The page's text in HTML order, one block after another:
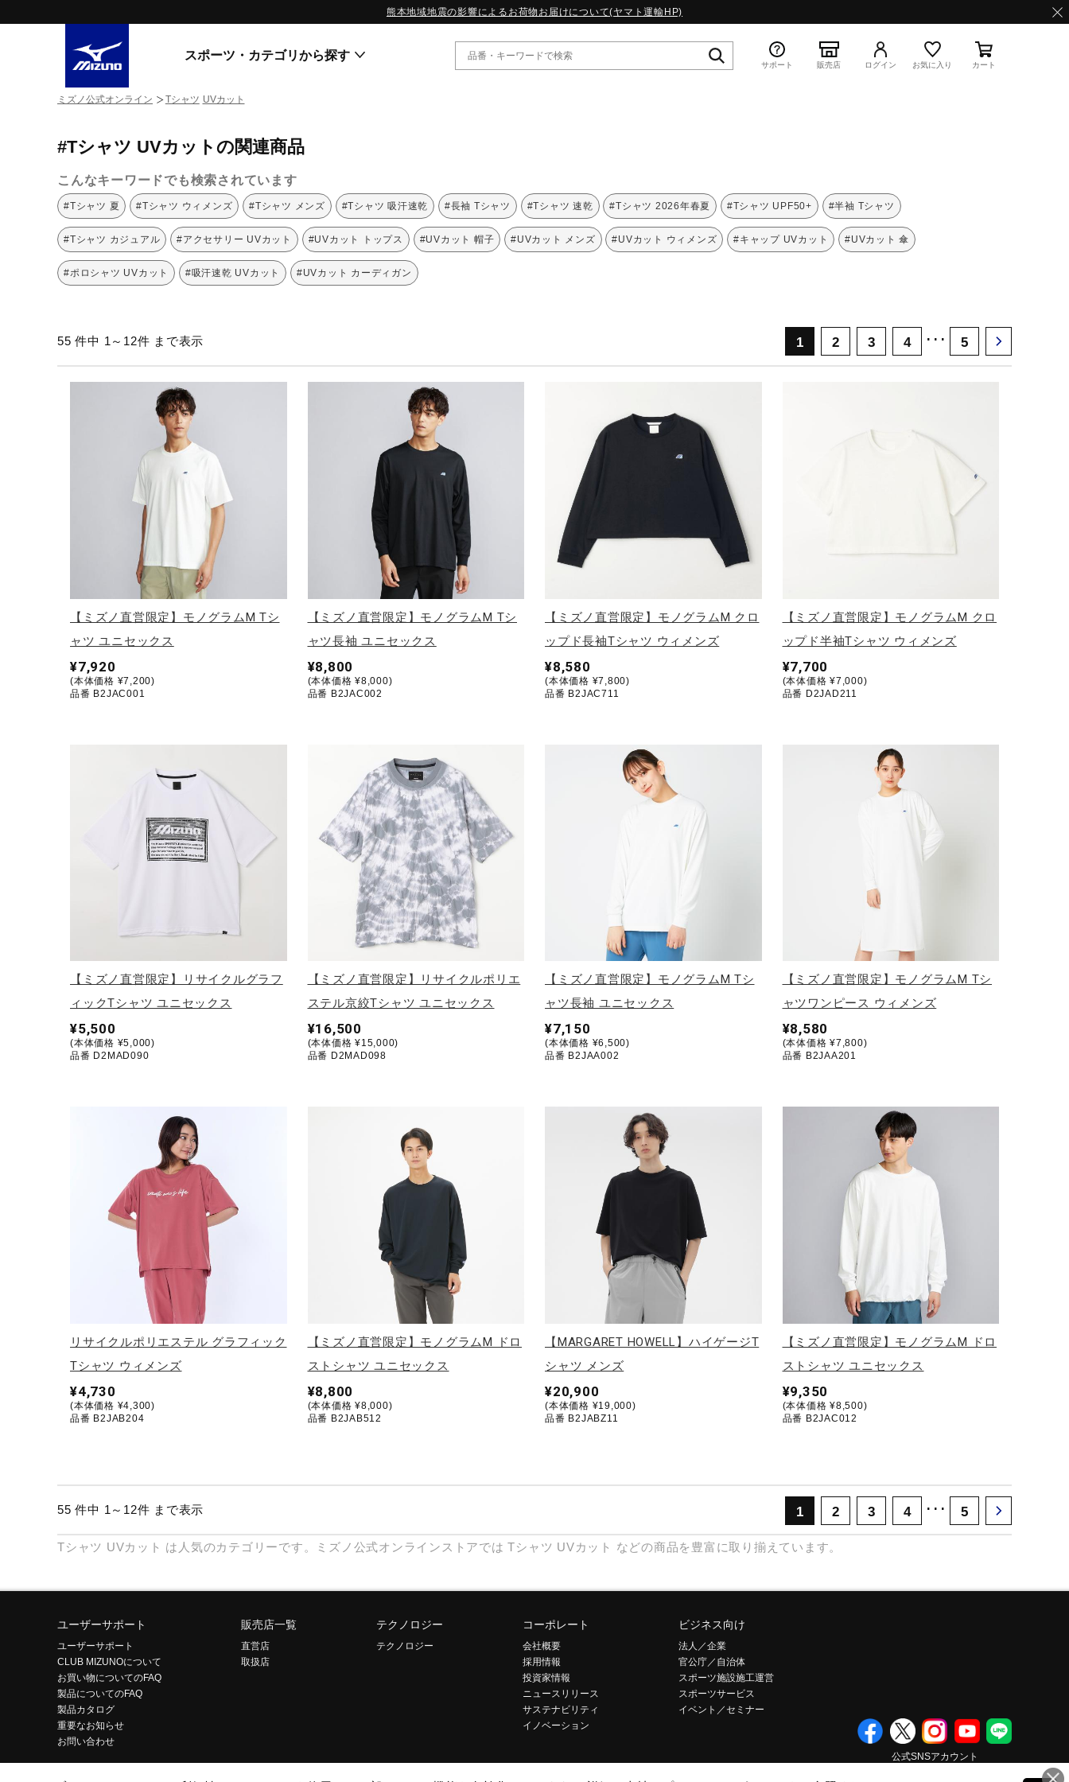
熊本地域地震の影響によるお荷物お届けについて(ヤマト運輸HP)
スポーツ・カテゴリから探す
ライフスタイルウエア
ランニング
サッカー／フットサル
野球
バレーボール
ウィンタースポーツ
インナー
寝具／ミズノスリープ
健康／エクササイズ
コラボ／ライセンス
WAVE PROPHECY
MORELIA LS
WAVE RIDER
MXR
ゴアテックス
コラボレーション
その他シリーズ
W.PROPHECY1｜特集
WP MAGIC MITA｜特集
WP STRAP｜特集
スペシャルカラーパック｜特集
WP STRAP 2｜特集
マーガレット・ハウエル｜特集
サポート 販売店 ログイン お気に入り カート
ミズノ公式オンライン Tシャツ UVカット
#Tシャツ UVカットの関連商品
こんなキーワードでも検索されています
#Tシャツ 夏 #Tシャツ ウィメンズ #Tシャツ メンズ #Tシャツ 吸汗速乾 #長袖 Tシャツ #Tシャツ 速乾 #Tシャツ 2026年春夏 #Tシャツ UPF50+ #半袖 Tシャツ
#Tシャツ カジュアル #アクセサリー UVカット #UVカット トップス #UVカット 帽子 #UVカット メンズ #UVカット ウィメンズ #キャップ UVカット #UVカット 傘
#ポロシャツ UVカット #吸汗速乾 UVカット #UVカット カーディガン
55 件中 1～12件 まで表示 1 2 3 4 ･･･ 5
【ミズノ直営限定】モノグラムM Tシ
ャツ ユニセックス
¥7,920
(本体価格 ¥7,200)
品番 B2JAC001
【ミズノ直営限定】モノグラムM Tシ
ャツ長袖 ユニセックス
¥8,800
(本体価格 ¥8,000)
品番 B2JAC002
【ミズノ直営限定】モノグラムM クロ
ップド長袖Tシャツ ウィメンズ
¥8,580
(本体価格 ¥7,800)
品番 B2JAC711
【ミズノ直営限定】モノグラムM クロ
ップド半袖Tシャツ ウィメンズ
¥7,700
(本体価格 ¥7,000)
品番 D2JAD211
【ミズノ直営限定】リサイクルグラフ
ィックTシャツ ユニセックス
¥5,500
(本体価格 ¥5,000)
品番 D2MAD090
【ミズノ直営限定】リサイクルポリエ
ステル京絞Tシャツ ユニセックス
¥16,500
(本体価格 ¥15,000)
品番 D2MAD098
【ミズノ直営限定】モノグラムM Tシ
ャツ長袖 ユニセックス
¥7,150
(本体価格 ¥6,500)
品番 B2JAA002
【ミズノ直営限定】モノグラムM Tシ
ャツワンピース ウィメンズ
¥8,580
(本体価格 ¥7,800)
品番 B2JAA201
リサイクルポリエステル グラフィック
Tシャツ ウィメンズ
¥4,730
(本体価格 ¥4,300)
品番 B2JAB204
【ミズノ直営限定】モノグラムM ドロ
ストシャツ ユニセックス
¥8,800
(本体価格 ¥8,000)
品番 B2JAB512
【MARGARET HOWELL】ハイゲージT
シャツ メンズ
¥20,900
(本体価格 ¥19,000)
品番 B2JABZ11
【ミズノ直営限定】モノグラムM ドロ
ストシャツ ユニセックス
¥9,350
(本体価格 ¥8,500)
品番 B2JAC012
55 件中 1～12件 まで表示 1 2 3 4 ･･･ 5
Tシャツ UVカット は人気のカテゴリーです。ミズノ公式オンラインストアではTシャツ UVカット などの商品を豊富に取り揃えています。
ユーザーサポート
ユーザーサポート
CLUB MIZUNOについて
お買い物についてのFAQ
製品についてのFAQ
製品カタログ
重要なお知らせ
お問い合わせ
販売店一覧
直営店
取扱店
テクノロジー
テクノロジー
コーポレート
会社概要
採用情報
投資家情報
ニュースリリース
サステナビリティ
イノベーション
ビジネス向け
法人／企業
官公庁／自治体
スポーツ施設施工運営
スポーツサービス
イベント／セミナー
公式SNSアカウント